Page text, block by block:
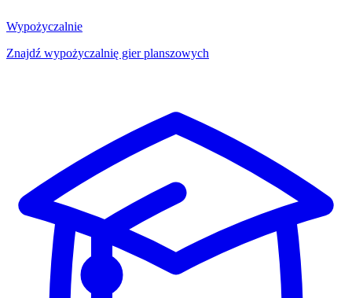
Wypożyczalnie
Znajdź wypożyczalnię gier planszowych